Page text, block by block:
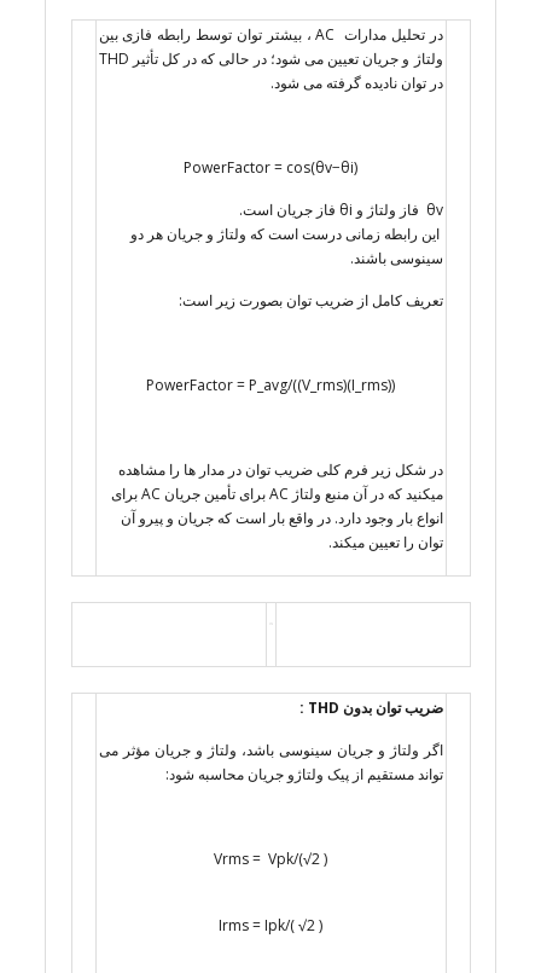
در تحلیل مدارات AC ، بیشتر توان توسط رابطه فازی بین
ولتاژ و جریان تعیین می شود؛ در حالی که در کل تأثیر THD
در توان نادیده گرفته می شود.
PowerFactor = cos(θv−θi)
θv فاز ولتاژ و θi فاز جریان است.
این رابطه زمانی درست است که ولتاژ و جریان هر دو
سینوسی باشند.
تعریف کامل از ضریب توان بصورت زیر است:
PowerFactor = P_avg/((V_rms)(I_rms))
در شکل زیر فرم کلی ضریب توان در مدار ها را مشاهده
میکنید که در آن منبع ولتاژ AC برای تأمین جریان AC برای
انواع بار وجود دارد. در واقع بار است که جریان و پیرو آن
توان را تعیین میکند.
ضریب توان بدون THD :
اگر ولتاژ و جریان سینوسی باشد، ولتاژ و جریان مؤثر می
تواند مستقیم از پیک ولتاژو جریان محاسبه شود:
Vrms = Vpk/(√2 )
Irms = Ipk/( √2 )